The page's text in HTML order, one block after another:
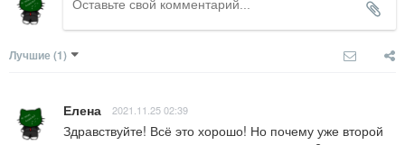
Лучшие (1)
Елена 2021.11.25 02:39
Здравствуйте! Всё это хорошо! Но почему уже второй